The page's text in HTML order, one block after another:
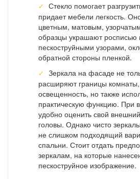
Стекло помогает
придает мебели легкость.
цветным, матовым,
образцы украшают росписью
пескоструйными узорами,
обратной стороны пленкой.
Зеркала на фасаде не
расширяют границы
освещенность, но также
практическую функцию. При
удобно оценить свой
головы. Однако чисто
не слишком подходящий
спальни. Стоит отдать
зеркалам, на которые
пескоструйное изображение.